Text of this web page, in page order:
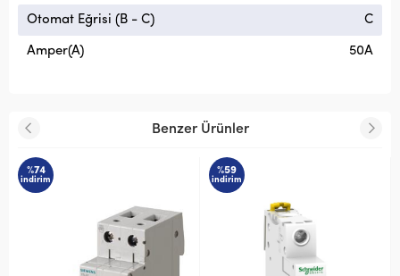
Otomat Eğrisi (B - C) C
Amper(A) 50A
Benzer Ürünler